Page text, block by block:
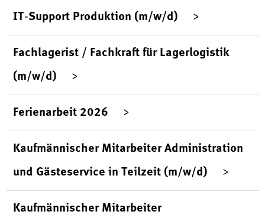
IT‑Support Produktion (m/w/d)
Fachlagerist / Fachkraft für Lagerlogistik
(m/w/d)
Ferienarbeit 2026
Kaufmännischer Mitarbeiter Administration
und Gästeservice in Teilzeit (m/w/d)
Kaufmännischer Mitarbeiter